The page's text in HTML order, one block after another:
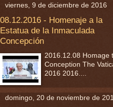
viernes, 9 de diciembre de 2016
08.12.2016 - Homenaje a la
Estatua de la Inmaculada
Concepción
2016.12.08 Homage
Conception The
2016 2016....
domingo, 20 de noviembre de